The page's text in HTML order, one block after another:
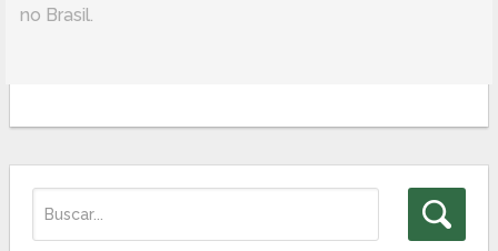
no Brasil.